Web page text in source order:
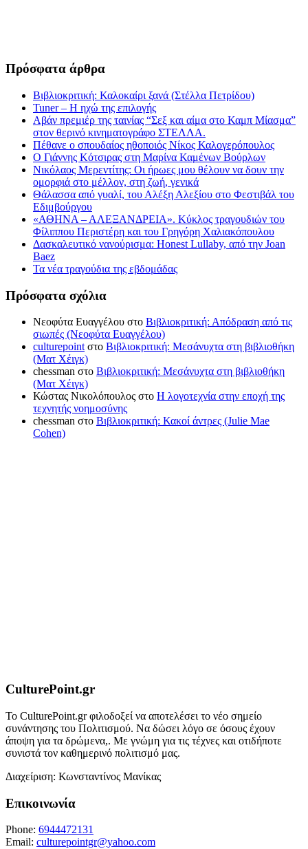
Πρόσφατα άρθρα
Βιβλιοκριτική: Καλοκαίρι ξανά (Στέλλα Πετρίδου)
Tuner – Η ηχώ της επιλογής
Αβάν πρεμιέρ της ταινίας “Σεξ και αίμα στο Καμπ Μίασμα”
στον θερινό κινηματογράφο ΣΤΕΛΛΑ.
Πέθανε ο σπουδαίος ηθοποιός Νίκος Καλογερόπουλος
Ο Γιάννης Κότσιρας στη Μαρίνα Καμένων Βούρλων
Νικόλαος Μερεντίτης: Οι ήρωες μου θέλουν να δουν την
ομορφιά στο μέλλον, στη ζωή, γενικά
Θάλασσα από γυαλί, του Αλέξη Αλεξίου στο Φεστιβάλ του
Εδιμβούργου
«ΑΘΗΝΑ – ΑΛΕΞΑΝΔΡΕΙΑ». Κύκλος τραγουδιών του
Φίλιππου Περιστέρη και του Γρηγόρη Χαλιακόπουλου
Δασκαλευτικό νανούρισμα: Honest Lullaby, από την Joan
Baez
Τα νέα τραγούδια της εβδομάδας
Πρόσφατα σχόλια
Νεοφύτα Ευαγγέλου στο Βιβλιοκριτική: Απόδραση από τις
σιωπές (Νεοφύτα Ευαγγέλου)
culturepointστο Βιβλιοκριτική: Μεσάνυχτα στη βιβλιοθήκη
(Ματ Χέιγκ)
chessman στο Βιβλιοκριτική: Μεσάνυχτα στη βιβλιοθήκη
(Ματ Χέιγκ)
Κώστας Νικολόπουλος στο Η λογοτεχνία στην εποχή της
τεχνητής νοημοσύνης
chessman στο Βιβλιοκριτική: Κακοί άντρες (Julie Mae
Cohen)
CulturePoint.gr
Το CulturePoint.gr φιλοδοξεί να αποτελέσει το νέο σημείο
συνάντησης του Πολιτισμού. Να δώσει λόγο σε όσους έχουν
άποψη για τα δρώμενα,. Με γνώμη για τις τέχνες και οτιδήποτε
συνιστά τον καθημερινό πολιτισμό μας.
Διαχείριση: Κωνσταντίνος Μανίκας
Επικοινωνία
Phone: 6944472131
Email: culturepointgr@yahoo.com